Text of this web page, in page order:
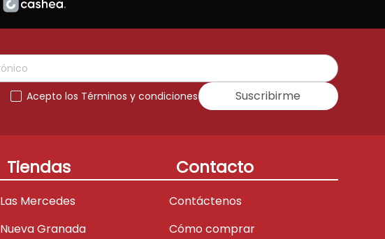
Acepto los Términos y condiciones Suscribirme
Tiendas
Las Mercedes
Nueva Granada
Contacto
Contáctenos
Cómo comprar